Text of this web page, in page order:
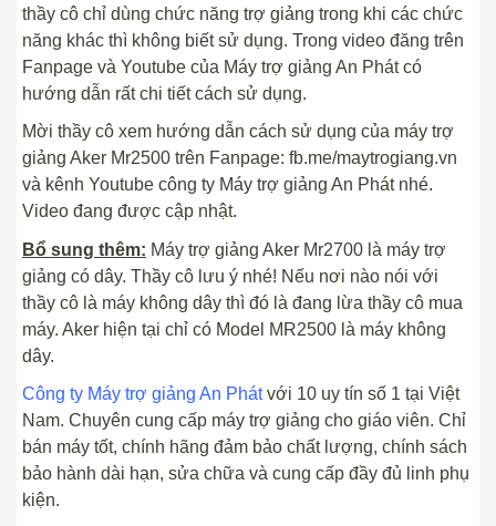
thầy cô chỉ dùng chức năng trợ giảng trong khi các chức
năng khác thì không biết sử dụng. Trong video đăng trên
Fanpage và Youtube của Máy trợ giảng An Phát có
hướng dẫn rất chi tiết cách sử dụng.
Mời thầy cô xem hướng dẫn cách sử dụng của máy trợ
giảng Aker Mr2500 trên Fanpage: fb.me/maytrogiang.vn
và kênh Youtube công ty Máy trợ giảng An Phát nhé.
Video đang được cập nhật.
Bổ sung thêm: Máy trợ giảng Aker Mr2700 là máy trợ
giảng có dây. Thầy cô lưu ý nhé! Nếu nơi nào nói với
thầy cô là máy không dây thì đó là đang lừa thầy cô mua
máy. Aker hiện tại chỉ có Model MR2500 là máy không
dây.
Công ty Máy trợ giảng An Phátvới 10 uy tín số 1 tại Việt
Nam. Chuyên cung cấp máy trợ giảng cho giáo viên. Chỉ
bán máy tốt, chính hãng đảm bảo chất lượng, chính sách
bảo hành dài hạn, sửa chữa và cung cấp đầy đủ linh phụ
kiện.